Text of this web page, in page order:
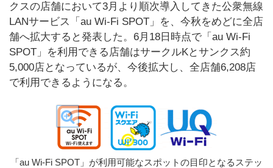
クスの店舗において3月より順次導入してきた公衆無線
LANサービス「au Wi-Fi SPOT」を、今秋をめどに全店
舗へ拡大すると発表した。6月18日時点で「au Wi-Fi
SPOT」を利用できる店舗はサークルKとサンクス約
5,000店となっているが、今後拡大し、全店舗6,208店
で利用できるようになる。
「au Wi-Fi SPOT」が利用可能なスポットの目印となるステッ